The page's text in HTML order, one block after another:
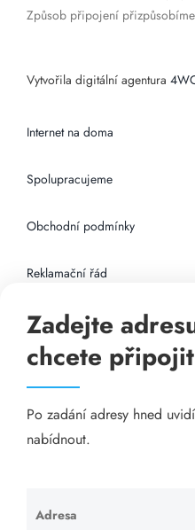
Způsob připojení
Vytvořila digitální agentura
Internet na doma
Spolupracujeme
Obchodní podmínky
Reklamační řád
Připojení k internetu
Odkazy
Katalog A-seznam.cz
Visací zámky - TOKOZ
Zadejte
chcete připojit
Po zadání adresy hned
nabídnout.
Adresa
Ponechte